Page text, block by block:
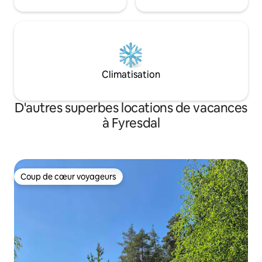
Climatisation
D'autres superbes locations de vacances
à Fyresdal
Coup de cœur voyageurs
Coup de cœur voyageurs